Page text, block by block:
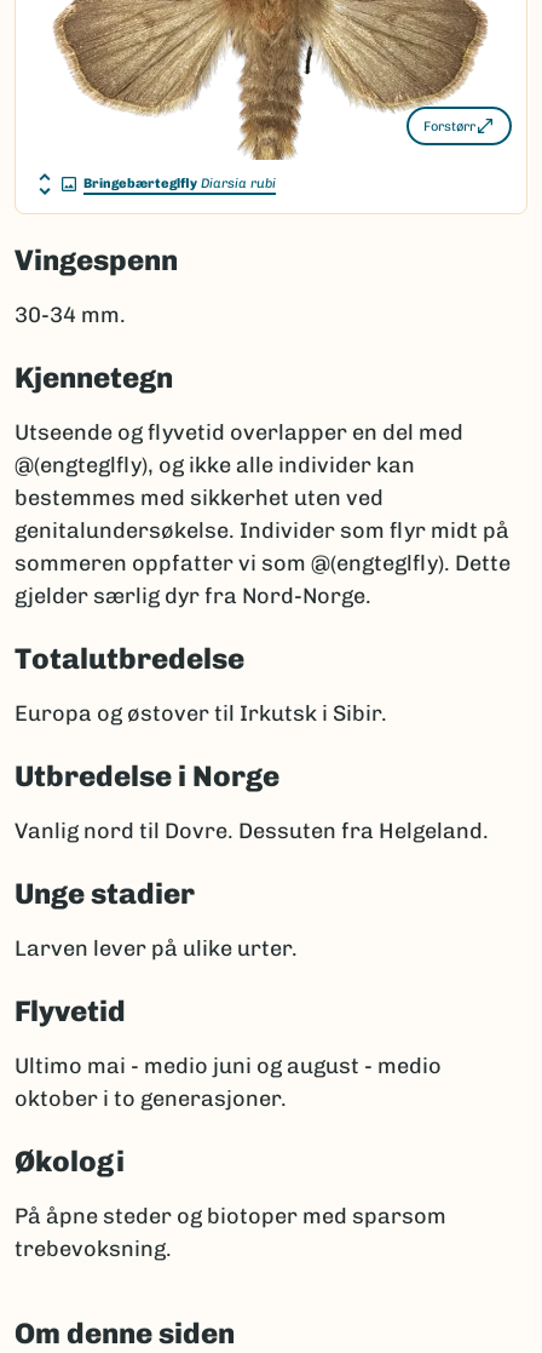
Forstørr
Bringebærteglfly Diarsia rubi
Vingespenn
30-34 mm.
Kjennetegn
Utseende og flyvetid overlapper en del med
@(engteglfly), og ikke alle individer kan
bestemmes med sikkerhet uten ved
genitalundersøkelse. Individer som flyr midt på
sommeren oppfatter vi som @(engteglfly). Dette
gjelder særlig dyr fra Nord-Norge.
Totalutbredelse
Europa og østover til Irkutsk i Sibir.
Utbredelse i Norge
Vanlig nord til Dovre. Dessuten fra Helgeland.
Unge stadier
Larven lever på ulike urter.
Flyvetid
Ultimo mai - medio juni og august - medio
oktober i to generasjoner.
Økologi
På åpne steder og biotoper med sparsom
trebevoksning.
Om denne siden